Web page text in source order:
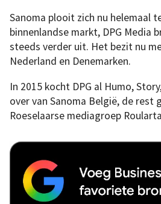
Sanoma plooit zich nu helemaal
binnenlandse markt, DPG Media
steeds verder uit. Het bezit nu
Nederland en Denemarken.
In 2015 kocht DPG al Humo,
over van Sanoma België, de rest
Roeselaarse mediagroep